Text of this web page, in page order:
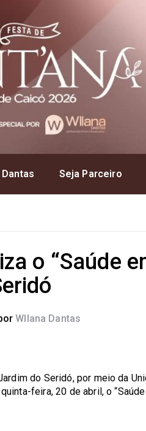
Seja Parceiro
o “Saúde
Wllana Dantas
do Seridó, por meio da
feira, 20 de abril, o